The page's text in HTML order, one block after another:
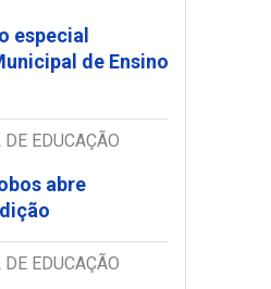
especial
de Ensino
EDUCAÇÃO
abre
EDUCAÇÃO